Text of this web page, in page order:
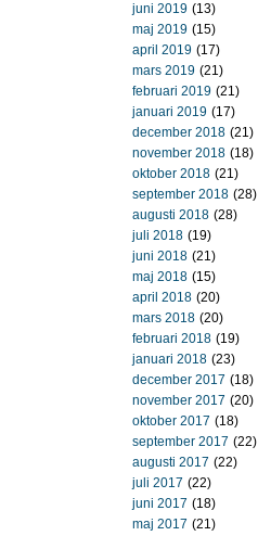
juni 2019 (13)
maj 2019 (15)
april 2019 (17)
mars 2019 (21)
februari 2019 (21)
januari 2019 (17)
december 2018 (21)
november 2018 (18)
oktober 2018 (21)
september 2018 (28)
augusti 2018 (28)
juli 2018 (19)
juni 2018 (21)
maj 2018 (15)
april 2018 (20)
mars 2018 (20)
februari 2018 (19)
januari 2018 (23)
december 2017 (18)
november 2017 (20)
oktober 2017 (18)
september 2017 (22)
augusti 2017 (22)
juli 2017 (22)
juni 2017 (18)
maj 2017 (21)